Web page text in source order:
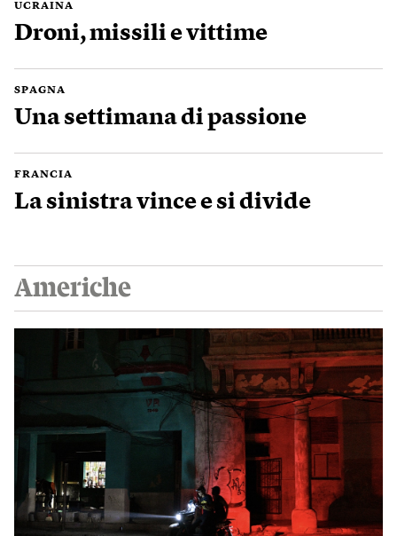
UCRAINA
Droni, missili e vittime
SPAGNA
Una settimana di passione
FRANCIA
La sinistra vince e si divide
Americhe